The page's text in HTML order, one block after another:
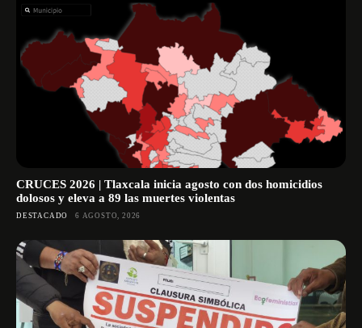
CRUCES 2026 | Tlaxcala inicia agosto con dos homicidios
dolosos y eleva a 89 las muertes violentas
DESTACADO 6 AGOSTO, 2026